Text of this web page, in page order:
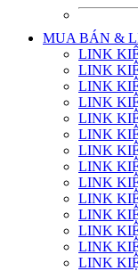
MUA BÁN &
LINK
LINK
LINK
LINK
LINK
LINK
LINK
LINK
LINK
LINK
LINK
LINK
LINK
LINK